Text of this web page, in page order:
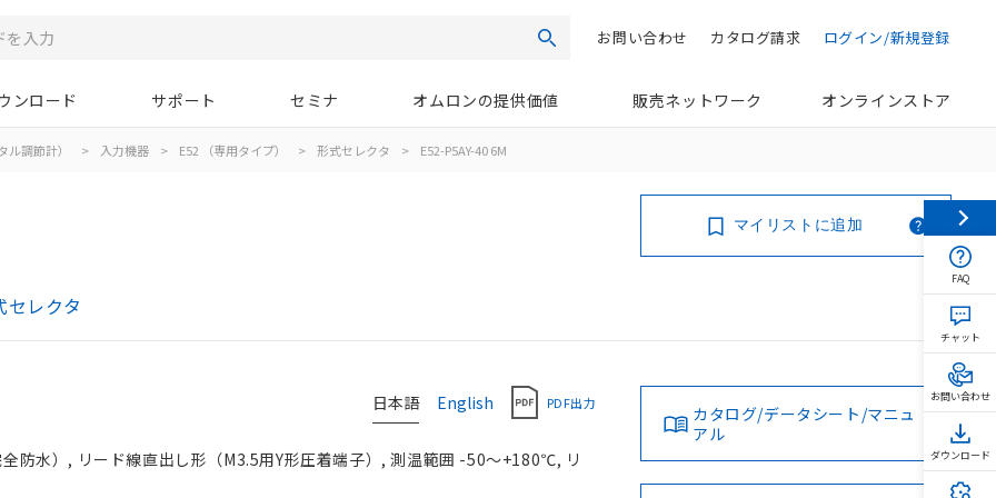
検索 ログイン/新規登録
カタログ請求
お問い合わせ
ンロード サポート セミナ オムロンの提供価値 販売ネットワーク オンラインストア
調節計） > 入力機器 > E52 （専用タイプ） > 形式セレクタ > E52-P5AY-40 6M
レクタ
マイリストに追加
日本語 English PDF出力
防水）, リード線直出し形（M3.5用Y形圧着端子）, 測温範囲 -50～+180℃, リ
カタログ/データシート/マニュ
アル
FAQ
チャット
お問い合わせ
ダウンロード